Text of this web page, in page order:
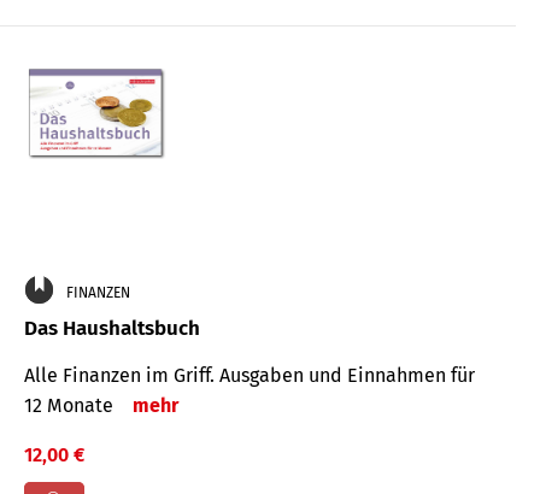
FINANZEN
Das Haushaltsbuch
Alle Finanzen im Griff. Aus­gaben und Ein­nahmen für
12 Monate
mehr
12,00 €